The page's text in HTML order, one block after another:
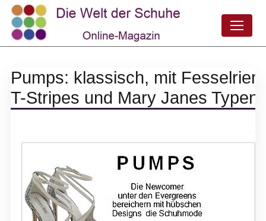
Pumps: klassisch, mit
T-Stripes und Mary Janes Typen